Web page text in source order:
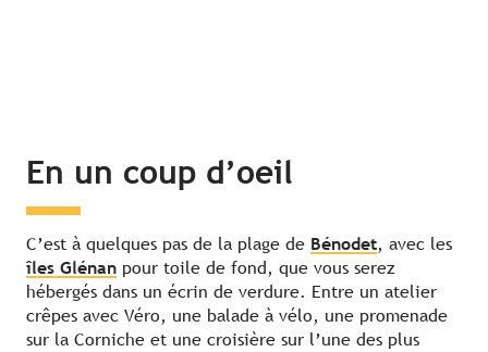
En un coup d’oeil
C’est à quelques pas de la plage de Bénodet, avec les
îles Glénan pour toile de fond, que vous serez
hébergés dans un écrin de verdure. Entre un atelier
crêpes avec Véro, une balade à vélo, une promenade
sur la Corniche et une croisière sur l’une des plus